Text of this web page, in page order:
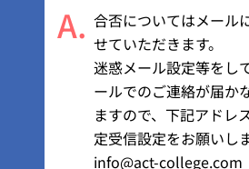
A. 合否についてはメール
せていただきます。
迷惑メール設定等をし
ールでのご連絡が届か
ますので、下記アドレ
定受信設定をお願いしま
info@act-college.com